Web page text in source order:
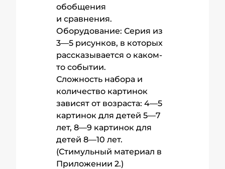
обобщения
и сравнения.
Оборудование: Серия из
3—5 рисунков, в которых
рассказывается о каком-
то событии.
Сложность набора и
количество картинок
зависят от возраста: 4—5
картинок для детей 5—7
лет, 8—9 картинок для
детей 8—10 лет.
(Стимульный материал в
Приложении 2.)